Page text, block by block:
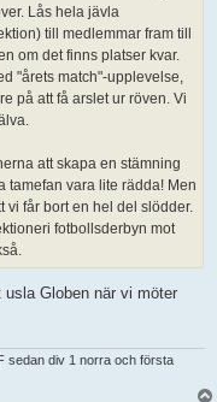
Lås hela jävla
till medlemmar fram till
om det finns platser kvar.
"årets match"-upplevelse,
på att få arslet ur röven. Vi
att skapa en stämning
tamefan vara lite rädda! Men
vi får bort en hel del slödder.
fotbollsderbyn mot
Globen när vi möter
sedan div 1 norra och första